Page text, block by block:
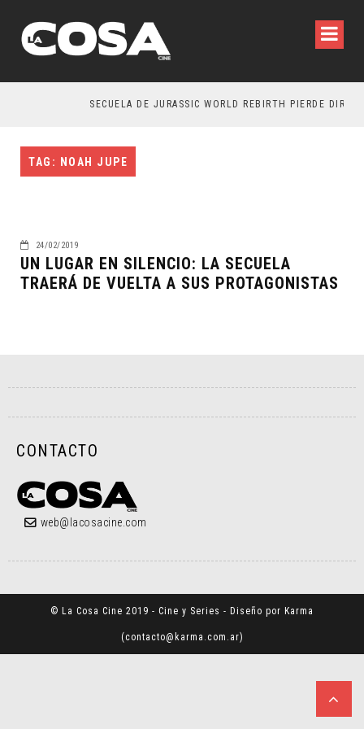
SECUELA DE JURASSIC WORLD REBIRTH PIERDE
TAG: NOAH JUPE
24/02/2019
UN LUGAR EN SILENCIO: LA SECUELA
TRAERÁ DE VUELTA A SUS PROTAGONISTAS
CONTACTO
web@lacosacine.com
© La Cosa Cine 2019 - Cine y Series - Diseño por Karma
(contacto@karma.com.ar)